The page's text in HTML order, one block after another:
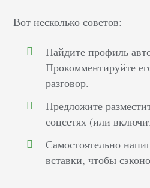
Вот несколько советов:
Найдите профиль
Прокомментируйте
разговор.
Предложите
соцсетях (или
Самостоятельно
вставки, чтобы